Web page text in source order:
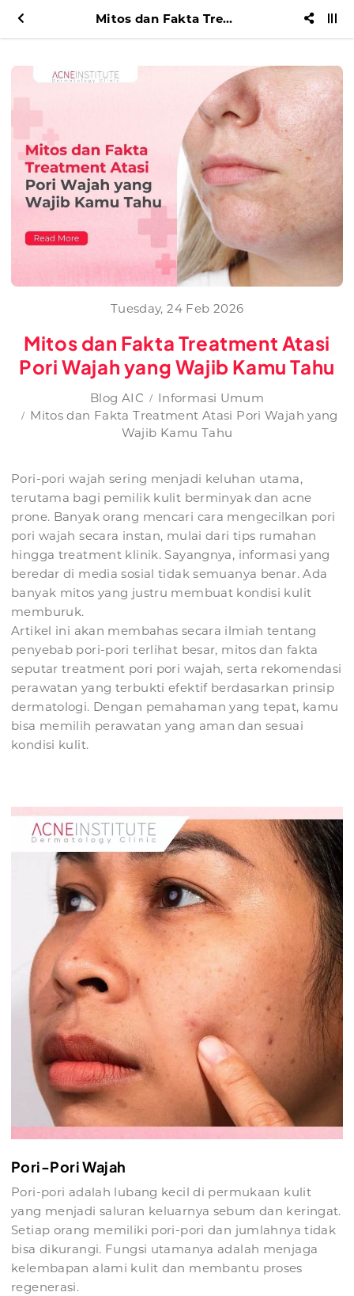
Mitos dan Fakta Treatment Atasi Pori Wajah yang Wajib Kamu Tahu
Tuesday, 24 Feb 2026
Mitos dan Fakta Treatment Atasi
Pori Wajah yang Wajib Kamu Tahu
Blog AIC
Informasi Umum
Mitos dan Fakta Treatment Atasi Pori Wajah yang
Wajib Kamu Tahu
Pori-pori wajah sering menjadi keluhan utama,
terutama bagi pemilik kulit berminyak dan acne
prone. Banyak orang mencari cara mengecilkan pori
pori wajah secara instan, mulai dari tips rumahan
hingga treatment klinik. Sayangnya, informasi yang
beredar di media sosial tidak semuanya benar. Ada
banyak mitos yang justru membuat kondisi kulit
memburuk.
Artikel ini akan membahas secara ilmiah tentang
penyebab pori-pori terlihat besar, mitos dan fakta
seputar treatment pori pori wajah, serta rekomendasi
perawatan yang terbukti efektif berdasarkan prinsip
dermatologi. Dengan pemahaman yang tepat, kamu
bisa memilih perawatan yang aman dan sesuai
kondisi kulit.
Pori-Pori Wajah
Pori-pori adalah lubang kecil di permukaan kulit
yang menjadi saluran keluarnya sebum dan keringat.
Setiap orang memiliki pori-pori dan jumlahnya tidak
bisa dikurangi. Fungsi utamanya adalah menjaga
kelembapan alami kulit dan membantu proses
regenerasi.